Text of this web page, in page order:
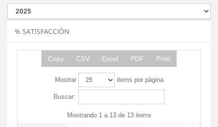
% SATISFACCIÓN
Copy CSV Excel PDF Print
Mostrar items por página
Buscar:
Mostrando 1 a 13 de 13 items